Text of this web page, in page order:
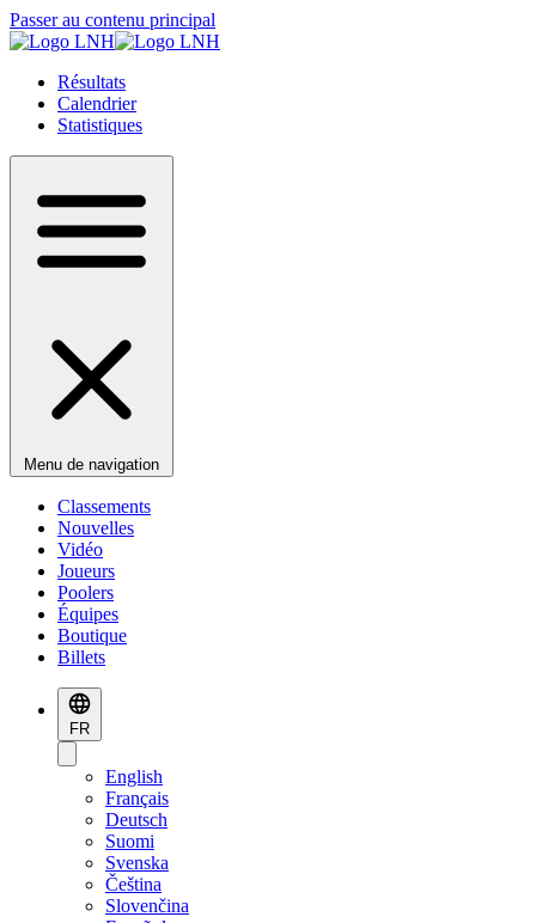
Passer au contenu principal
Résultats
Calendrier
Statistiques
Menu de navigation
Classements
Nouvelles
Vidéo
Joueurs
Poolers
Équipes
Boutique
Billets
FR
English
Français
Deutsch
Suomi
Svenska
Čeština
Slovenčina